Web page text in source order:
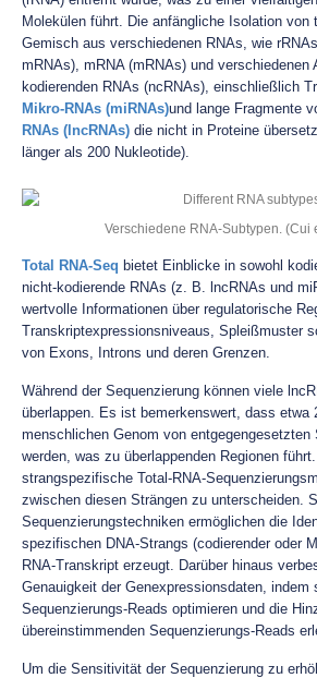
Molekülen führt. Die anfängliche Isolation von
Gemisch aus verschiedenen RNAs, wie
mRNAs), mRNA (mRNAs) und verschiedenen
kodierenden RNAs (ncRNAs), einschließlich
Mikro-RNAs (miRNAs)und lange Fragmente
RNAs (lncRNAs) die nicht in Proteine
länger als 200 Nukleotide).
Verschiedene RNA-Subtypen. (Cui
Total RNA-Seq bietet Einblicke in sowohl
nicht-kodierende RNAs (z. B. lncRNAs und
wertvolle Informationen über regulatorische
Transkriptexpressionsniveaus, Spleißmuster
von Exons, Introns und deren Grenzen.
Während der Sequenzierung können viele
überlappen. Es ist bemerkenswert, dass etwa
menschlichen Genom von entgegengesetzten
werden, was zu überlappenden Regionen
strangspezifische Total-RNA-
zwischen diesen Strängen zu unterscheiden.
Sequenzierungstechniken ermöglichen die
spezifischen DNA-Strangs (codierender oder
RNA-Transkript erzeugt. Darüber hinaus
Genauigkeit der Genexpressionsdaten, indem
Sequenzierungs-Reads optimieren und die
übereinstimmenden Sequenzierungs-Reads
Um die Sensitivität der Sequenzierung zu